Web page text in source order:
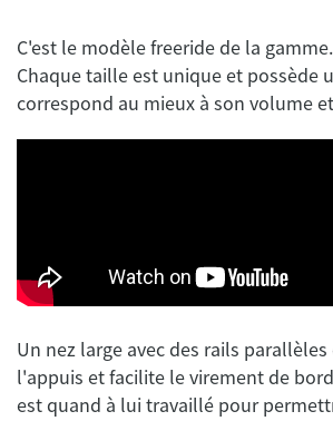
C'est le modèle freeride de la gamme.
Chaque taille est unique et possède
Un nez large avec des rails
l'appuis et facilite le virement de
est quand à lui travaillé pour